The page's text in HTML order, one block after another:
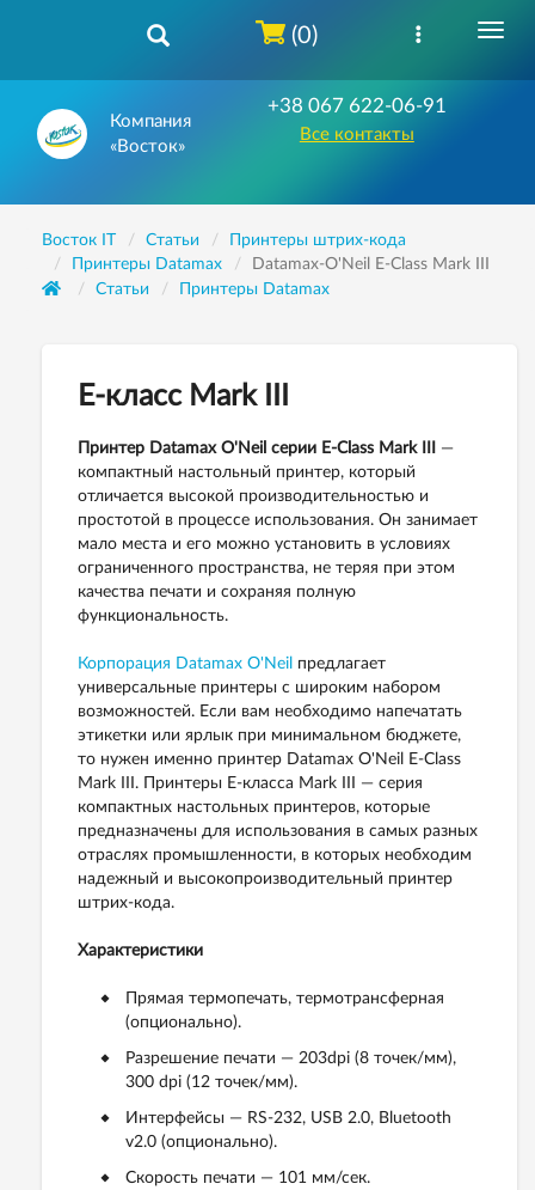
Компания
«Восток»
+38 067 622-06-91
Все контакты
(0)
Восток IT Статьи
Принтеры штрих-кода
Принтеры Datamax
Datamax-O'Neil E-Class Mark III
Статьи
Принтеры Datamax
E-класс Mark III
Принтер Datamax O'Neil серии E-Class Mark III
—
компактный настольный принтер, который
отличается высокой производительностью и
простотой в процессе использования. Он занимает
мало места и его можно установить в условиях
ограниченного пространства, не теряя при этом
качества печати и сохраняя полную
функциональность.
Корпорация Datamax O'Neil предлагает
универсальные принтеры с широким набором
возможностей. Если вам необходимо напечатать
этикетки или ярлык при минимальном бюджете,
то нужен именно принтер Datamax O'Neil E-Class
Mark III. Принтеры E-класса Mark III — серия
компактных настольных принтеров, которые
предназначены для использования в самых разных
отраслях промышленности, в которых необходим
надежный и высокопроизводительный принтер
штрих-кода.
Характеристики
Прямая термопечать, термотрансферная
(опционально).
Разрешение печати — 203dpi (8 точек/мм),
300 dpi (12 точек/мм).
Интерфейсы — RS-232, USB 2.0, Bluetooth
v2.0 (опционально).
Скорость печати — 101 мм/сек.